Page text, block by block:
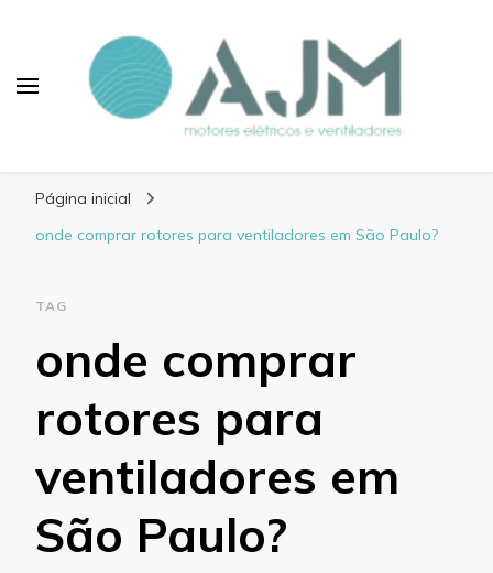
Elétricos e Ventiladores
Página inicial
onde comprar rotores para ventiladores em São Paulo?
TAG
onde comprar
rotores para
ventiladores em
São Paulo?